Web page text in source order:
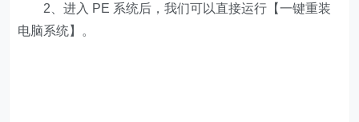
2、进入 PE 系统后，我们可以直接运行【一键重装
电脑系统】。